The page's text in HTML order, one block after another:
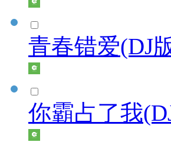
青春错爱(DJ
你霸占了我